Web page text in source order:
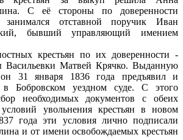
С её стороны по доверенности
отставной поручик Иван
бывший управляющий имением
крестьян по их доверенности -
Васильевки Матвей Крячко. Выданную
он 31 января 1836 года предъявил и
в Бобровском уездном суде. С этого
необходимых документов с обеих
увольнения крестьян в новом
года эти условия лично подписали
и от имени освобождаемых крестьян